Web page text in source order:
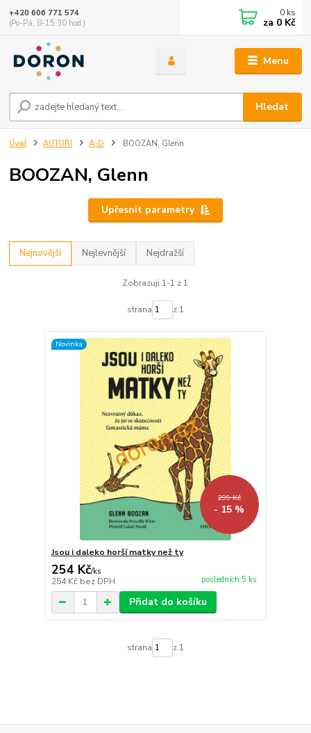
Menu
Hledat
+420 606 771 574
(Po-Pá, 8-15:30 hod.)
0 ks
za 0 Kč
Úvod AUTOŘI A-D BOOZAN, Glenn
BOOZAN, Glenn
Upřesnit parametry
Nejnovější Nejlevnější Nejdražší
Zobrazuji 1-1 z 1
strana z 1
Novinka
299 Kč
- 15 %
Jsou i daleko horší matky než ty
254 Kč/ks
254 Kč bez DPH posledních 5 ks
Přidat do košíku
strana z 1